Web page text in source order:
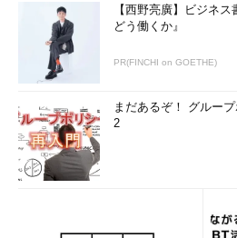
筆者紹介
西村 めぐみ（にしむら めぐみ）
PC-9801NからのDOSユーザー。PC-
like toolsを経てLinuxへ。1992年よ
フトウェアの開発およびサポート業
わかるLinux』『らぶらぶLinuxシリ
データベース超入門［改訂2版］』『
よびMicrosoft Office関連の教材作成
担当。
【西野亮廣】ビジネ
どう働くか』
PR(FINCHI on GOETHE)
まだあるぞ！ グループ
2